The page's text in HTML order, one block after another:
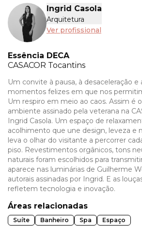
Ingrid Casola
Arquitetura
Ver profissional
Essência DECA
CASACOR Tocantins
Um convite à pausa, à desaceleração e
momentos felizes em que nos
Um respiro em meio ao caos. Assim é
ambiente assinado pela veterana na
Ingrid Casola. Um espaço de
acolhimento que une design, leveza e
leva o olhar do visitante a percorrer
piso. Revestimentos orgânicos, tons
naturais foram escolhidos para
aparece nas luminárias de Guilherme
autorais assinadas por Ingrid. E as
refletem tecnologia e inovação.
Áreas relacionadas
Suíte Banheiro Spa Espaço